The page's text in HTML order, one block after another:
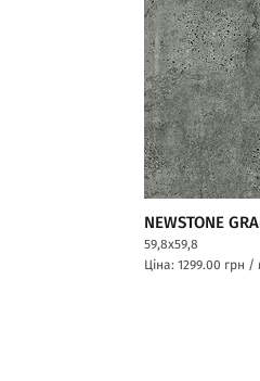
NEWSTONE
59,8x59,8
Ціна: 1299.00 грн /